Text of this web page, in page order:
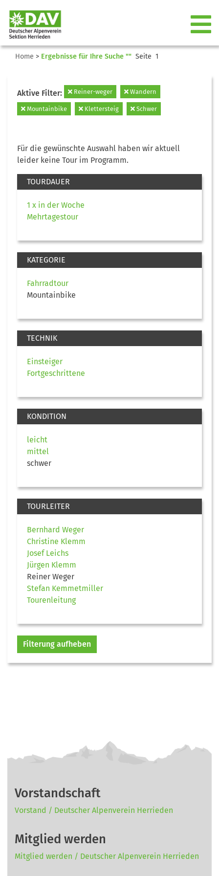
Home > Ergebnisse für Ihre Suche "" Seite 1
Aktive Filter: Reiner-weger Wandern
Mountainbike Klettersteig Schwer
Für die gewünschte Auswahl haben wir aktuell
leider keine Tour im Programm.
TOURDAUER
1 x in der Woche
Mehrtagestour
KATEGORIE
Fahrradtour
Mountainbike
TECHNIK
Einsteiger
Fortgeschrittene
KONDITION
leicht
mittel
schwer
TOURLEITER
Bernhard Weger
Christine Klemm
Josef Leichs
Jürgen Klemm
Reiner Weger
Stefan Kemmetmiller
Tourenleitung
Filterung aufheben
Vorstandschaft
Vorstand / Deutscher Alpenverein Herrieden
Mitglied werden
Mitglied werden / Deutscher Alpenverein Herrieden